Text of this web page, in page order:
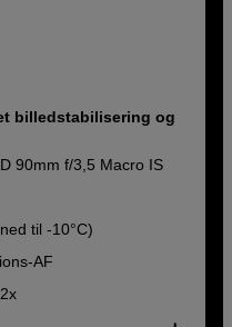
billedstabilisering og
90mm f/3,5 Macro IS
til -10°C)
AF